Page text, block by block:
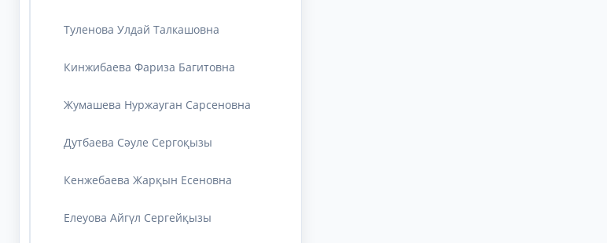
Туленова Улдай Талкашовна
Кинжибаева Фариза Багитовна
Жумашева Нуржауган Сарсеновна
Дутбаева Сәуле Сергоқызы
Кенжебаева Жарқын Есеновна
Елеуова Айгүл Сергейқызы